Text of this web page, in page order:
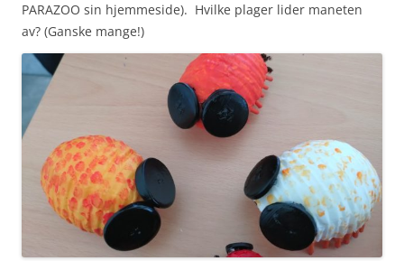
PARAZOO sin hjemmeside). Hvilke plager lider maneten
av? (Ganske mange!)